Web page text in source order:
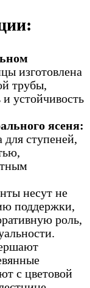
изготовлена
трубы,
устойчивость
ясеня:
ступеней,
несут не
поддержки,
роль,
с цветовой